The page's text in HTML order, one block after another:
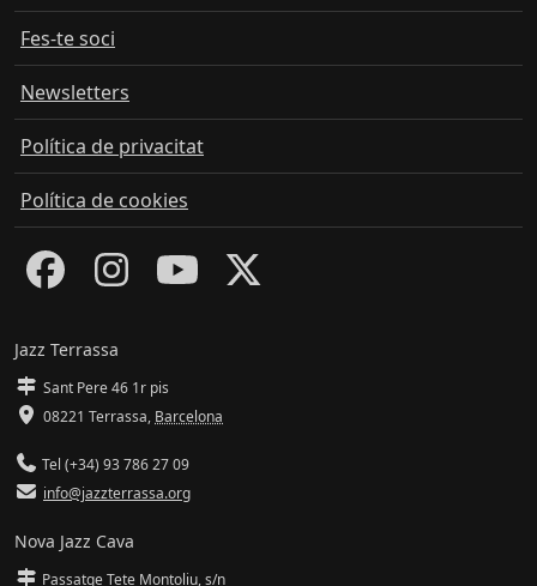
Fes-te soci
Newsletters
Política de privacitat
Política de cookies
Jazz Terrassa
Sant Pere 46 1r pis
08221 Terrassa, Barcelona
Tel (+34) 93 786 27 09
info@jazzterrassa.org
Nova Jazz Cava
Passatge Tete Montoliu, s/n